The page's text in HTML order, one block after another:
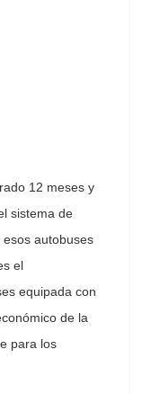
12 meses y
sistema de
autobuses
el
equipada con
de la
para los